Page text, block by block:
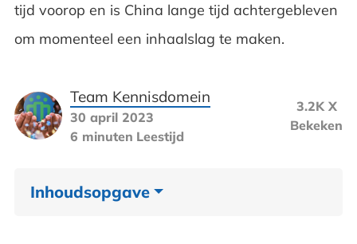
tijd voorop en is China lange tijd achtergebleven
om momenteel een inhaalslag te maken.
Team Kennisdomein
30 april 2023
6 minuten Leestijd
3.2K X
Bekeken
Inhoudsopgave